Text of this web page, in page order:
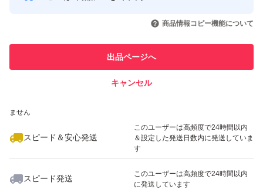
引を完了させた実績があります
での取引実績があります
ません
スピード＆安心発送
このユーザーは高頻度で24時間以内
＆設定した発送日数内に発送していま
す
スピード発送
このユーザーは高頻度で24時間以内
に発送しています
商品情報コピー機能について
出品ページへ
キャンセル
いいね！
1,280